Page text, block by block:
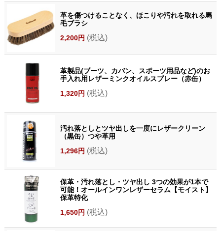
革を傷つけることなく、ほこりや汚れを取れる馬
毛ブラシ
2,200円 (税込)
革製品(ブーツ、カバン、スポーツ用品など)のお
手入れ用レザーミンクオイルスプレー（赤缶）
1,320円 (税込)
汚れ落としとツヤ出しを一度にレザークリーン
（黒缶）つや革用
1,296円 (税込)
保革・汚れ落とし・ツヤ出し 3つの効果が1本で
可能！オールインワンレザーセラム【モイスト】
保革特化
1,650円 (税込)